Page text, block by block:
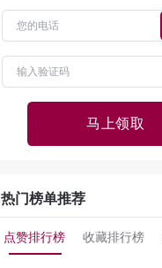
马上领取
热门榜单推荐
点赞排行榜 收藏排行榜